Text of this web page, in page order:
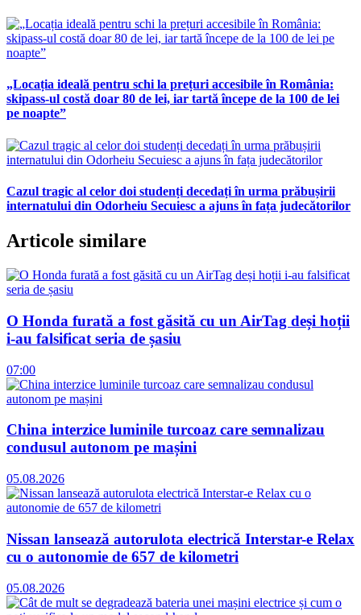
„Locația ideală pentru schi la prețuri accesibile în România:
skipass-ul costă doar 80 de lei, iar tartă începe de la 100 de lei
pe noapte”
Cazul tragic al celor doi studenți decedați în urma prăbușirii
internatului din Odorheiu Secuiesc a ajuns în fața judecătorilor
Articole similare
O Honda furată a fost găsită cu un AirTag deși hoții
i-au falsificat seria de șasiu
07:00
China interzice luminile turcoaz care semnalizau
condusul autonom pe mașini
05.08.2026
Nissan lansează autorulota electrică Interstar-e Relax
cu o autonomie de 657 de kilometri
05.08.2026